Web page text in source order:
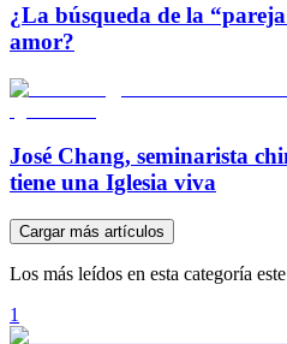
¿La búsqueda de la
amor?
José Chang, seminarista
tiene una Iglesia viva
Cargar más artículos
Los más leídos en esta categoría
1